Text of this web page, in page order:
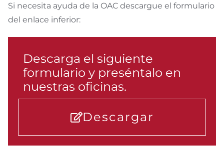
Si necesita ayuda de la OAC descargue el formulario
del enlace inferior:
Descarga el siguiente
formulario y preséntalo en
nuestras oficinas.
Descargar